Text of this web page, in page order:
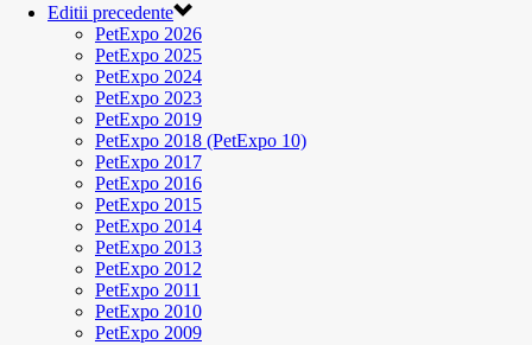
Editii precedente
PetExpo 2026
PetExpo 2025
PetExpo 2024
PetExpo 2023
PetExpo 2019
PetExpo 2018 (PetExpo 10)
PetExpo 2017
PetExpo 2016
PetExpo 2015
PetExpo 2014
PetExpo 2013
PetExpo 2012
PetExpo 2011
PetExpo 2010
PetExpo 2009